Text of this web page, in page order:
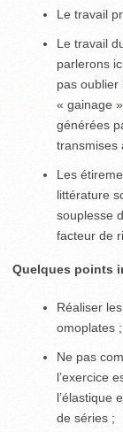
Le travail
Le travail
parlerons
pas oublier
« gainage
générées
transmises
Les
littérature
souplesse
facteur de
Quelques points
Réaliser
omoplates ;
Ne pas
l’exercice
l’élastique
de séries ;